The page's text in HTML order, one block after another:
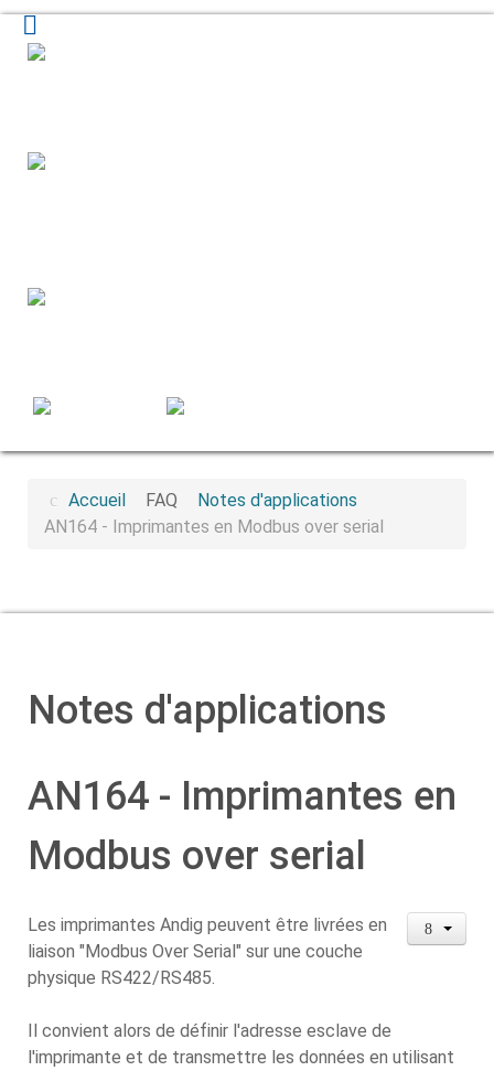
Accueil FAQ
Notes d'applications
AN164 - Imprimantes en Modbus over serial
Notes d'applications
AN164 - Imprimantes en
Modbus over serial
Les imprimantes Andig peuvent être livrées en
liaison "Modbus Over Serial" sur une couche
physique RS422/RS485.
Il convient alors de définir l'adresse esclave de
l'imprimante et de transmettre les données en utilisant